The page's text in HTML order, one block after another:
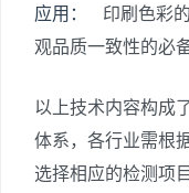
应用：
印刷色彩
观品质一致性的必
以上技术内容构成
体系，各行业需根
选择相应的检测项